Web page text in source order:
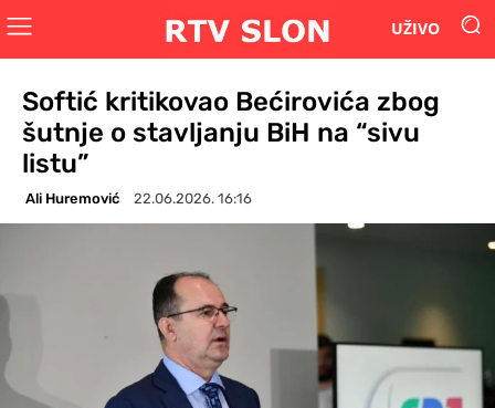
UŽIVO
Softić kritikovao Bećirovića zbog
šutnje o stavljanju BiH na “sivu
listu”
Ali Huremović 22.06.2026. 16:16